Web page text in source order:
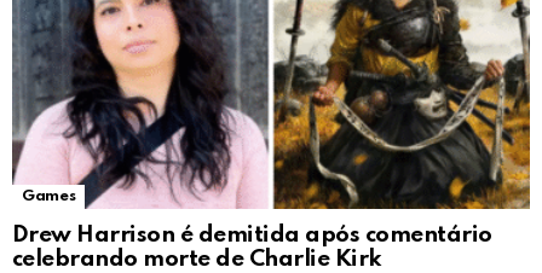
Games
Drew Harrison é demitida após comentário
celebrando morte de Charlie Kirk